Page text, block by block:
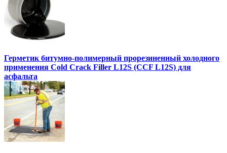
Герметик битумно-полимерный прорезиненный холодного
применения Cold Crack Filler L12S (ССF L12S) для
асфальта